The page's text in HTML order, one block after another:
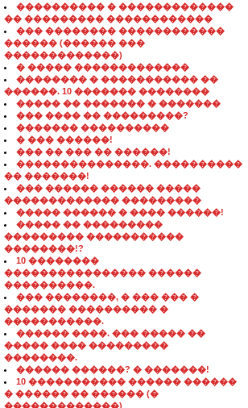
���������� � �������������
�� ��������� ������������
��� �������� ������������
������ (������ ���
�������������)
� ����� �������������
�������� � ����������� ��
������. 10 ������� ��������
����� �� ������� � �������
��� ���� �� ���������?
������� ����������
� ��� ������!
��� �� ��� �� ������!
���������������. ����������
�� �������!
��� ������ ������ �����
������������� ���������
����� ������ � ���� ������!
����� �� ���������
��������� �����������
��������!?
10 ��������
���������������� ������
����������.
��� ��������, � ��� ��� �
������� ���������� �
�����������.
������ ����. ��� ����� ��
����� ���� ���������
��������.
������ ������? � �������!
10 ����������� ������ ������
� ������ �� ������ (�
�������������)